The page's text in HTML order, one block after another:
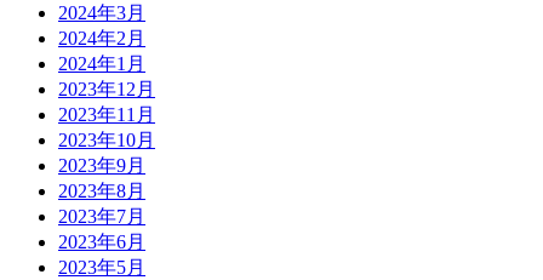
2024年3月
2024年2月
2024年1月
2023年12月
2023年11月
2023年10月
2023年9月
2023年8月
2023年7月
2023年6月
2023年5月